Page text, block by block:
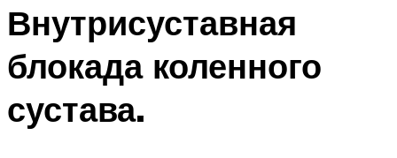
Внутрисуставная
блокада коленного
сустава.